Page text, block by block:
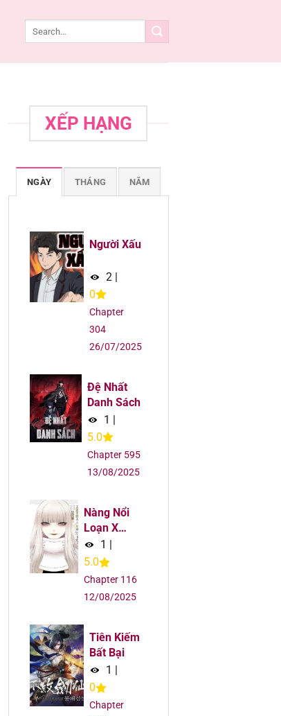
XẾP HẠNG
NGÀY THÁNG NĂM
Người Xấu
2 |
0
Chapter
304
26/07/2025
Đệ Nhất
Danh Sách
1 |
5.0
Chapter 595
13/08/2025
Nàng Nổi
Loạn X
Chàng Thợ
May
1
5.0
Chapter 116
12/08/2025
Tiên Kiếm
Bất Bại
1 |
0
Chapter